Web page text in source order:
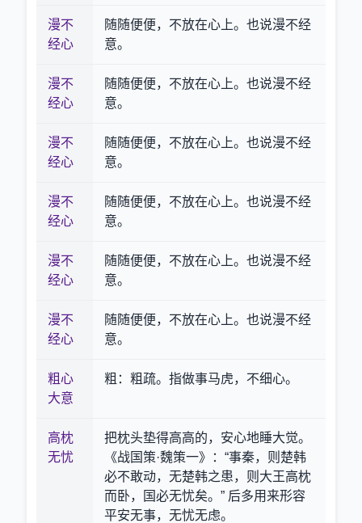
漫不
经心
随随便便，不放在心上。也说漫不经
意。
漫不
经心
随随便便，不放在心上。也说漫不经
意。
漫不
经心
随随便便，不放在心上。也说漫不经
意。
漫不
经心
随随便便，不放在心上。也说漫不经
意。
漫不
经心
随随便便，不放在心上。也说漫不经
意。
漫不
经心
随随便便，不放在心上。也说漫不经
意。
粗心
大意
粗：粗疏。指做事马虎，不细心。
高枕
无忧
把枕头垫得高高的，安心地睡大觉。
《战国策·魏策一》：“事秦，则楚韩
必不敢动，无楚韩之患，则大王高枕
而卧，国必无忧矣。” 后多用来形容
平安无事，无忧无虑。